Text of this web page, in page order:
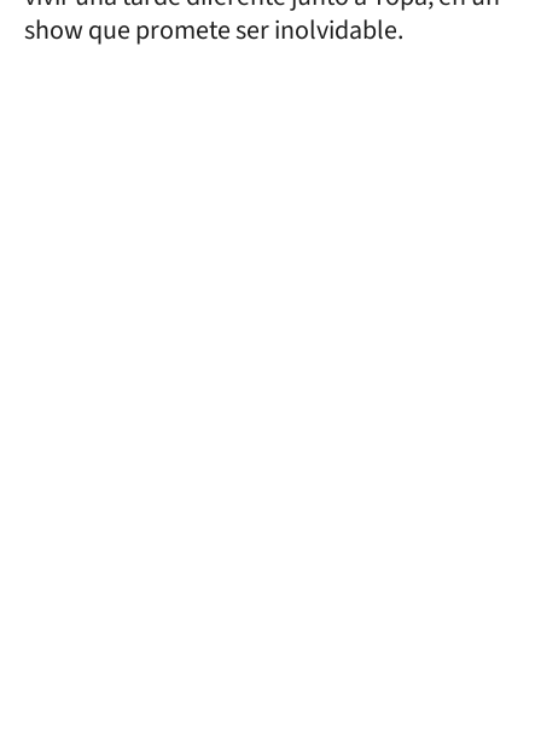
show que promete ser inolvidable.